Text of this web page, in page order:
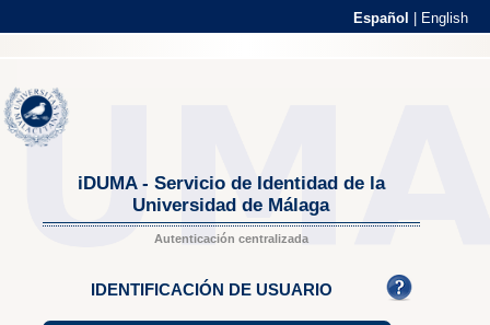
Español English
iDUMA - Servicio de Identidad de la
Universidad de Málaga
Autenticación centralizada
IDENTIFICACIÓN DE USUARIO